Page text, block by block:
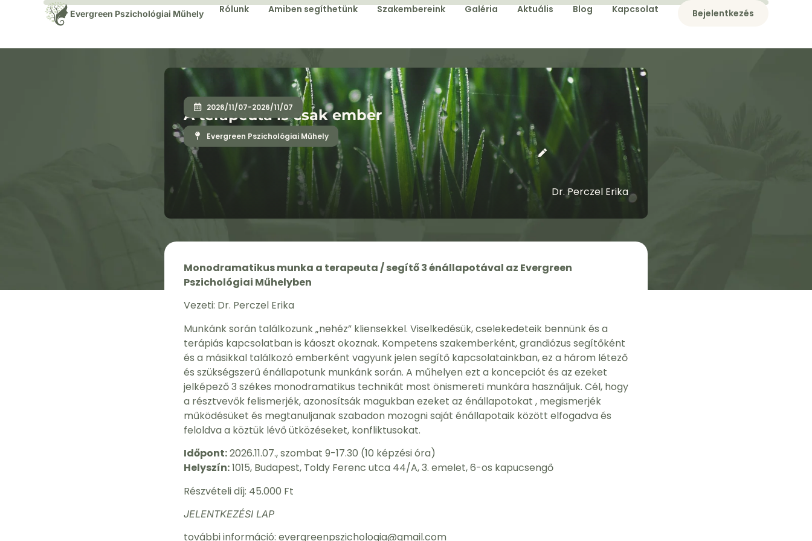
Evergreen Pszichológiai Műhely Rólunk Amiben segíthetünk Szakembereink Galéria Aktuális Blog Kapcsolat Bejelentkezés
A terapeuta is csak ember
Dr. Perczel Erika
2026/11/07-2026/11/07
Evergreen Pszichológiai Műhely
Monodramatikus munka a terapeuta / segítő 3 énállapotával az Evergreen
Pszichológiai Műhelyben
Vezeti: Dr. Perczel Erika
Munkánk során találkozunk „nehéz” kliensekkel. Viselkedésük, cselekedeteik bennünk és a
terápiás kapcsolatban is káoszt okoznak. Kompetens szakemberként, grandiózus segítőként
és a másikkal találkozó emberként vagyunk jelen segítő kapcsolatainkban, ez a három létező
és szükségszerű énállapotunk munkánk során. A műhelyen ezt a koncepciót és az ezeket
jelképező 3 székes monodramatikus technikát most önismereti munkára használjuk. Cél, hogy
a résztvevők felismerjék, azonosítsák magukban ezeket az énállapotokat , megismerjék
működésüket és megtanuljanak szabadon mozogni saját énállapotaik között elfogadva és
feloldva a köztük lévő ütközéseket, konfliktusokat.
Időpont:2026.11.07., szombat 9-17.30 (10 képzési óra)
Helyszín:1015, Budapest, Toldy Ferenc utca 44/A, 3. emelet, 6-os kapucsengő
Részvételi díj: 45.000 Ft​
JELENTKEZÉSI LAP
további információ: evergreenpszichologia@gmail.com